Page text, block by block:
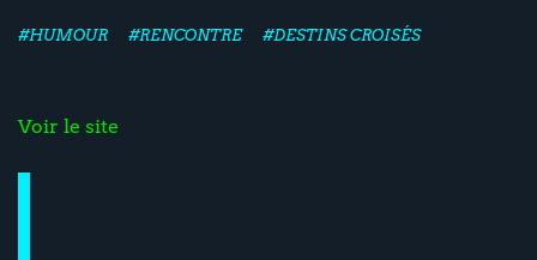
#HUMOUR #RENCONTRE #DESTINS CROISÉS
Voir le site